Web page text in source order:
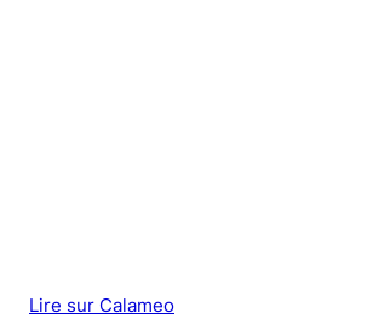
Lire sur Calameo